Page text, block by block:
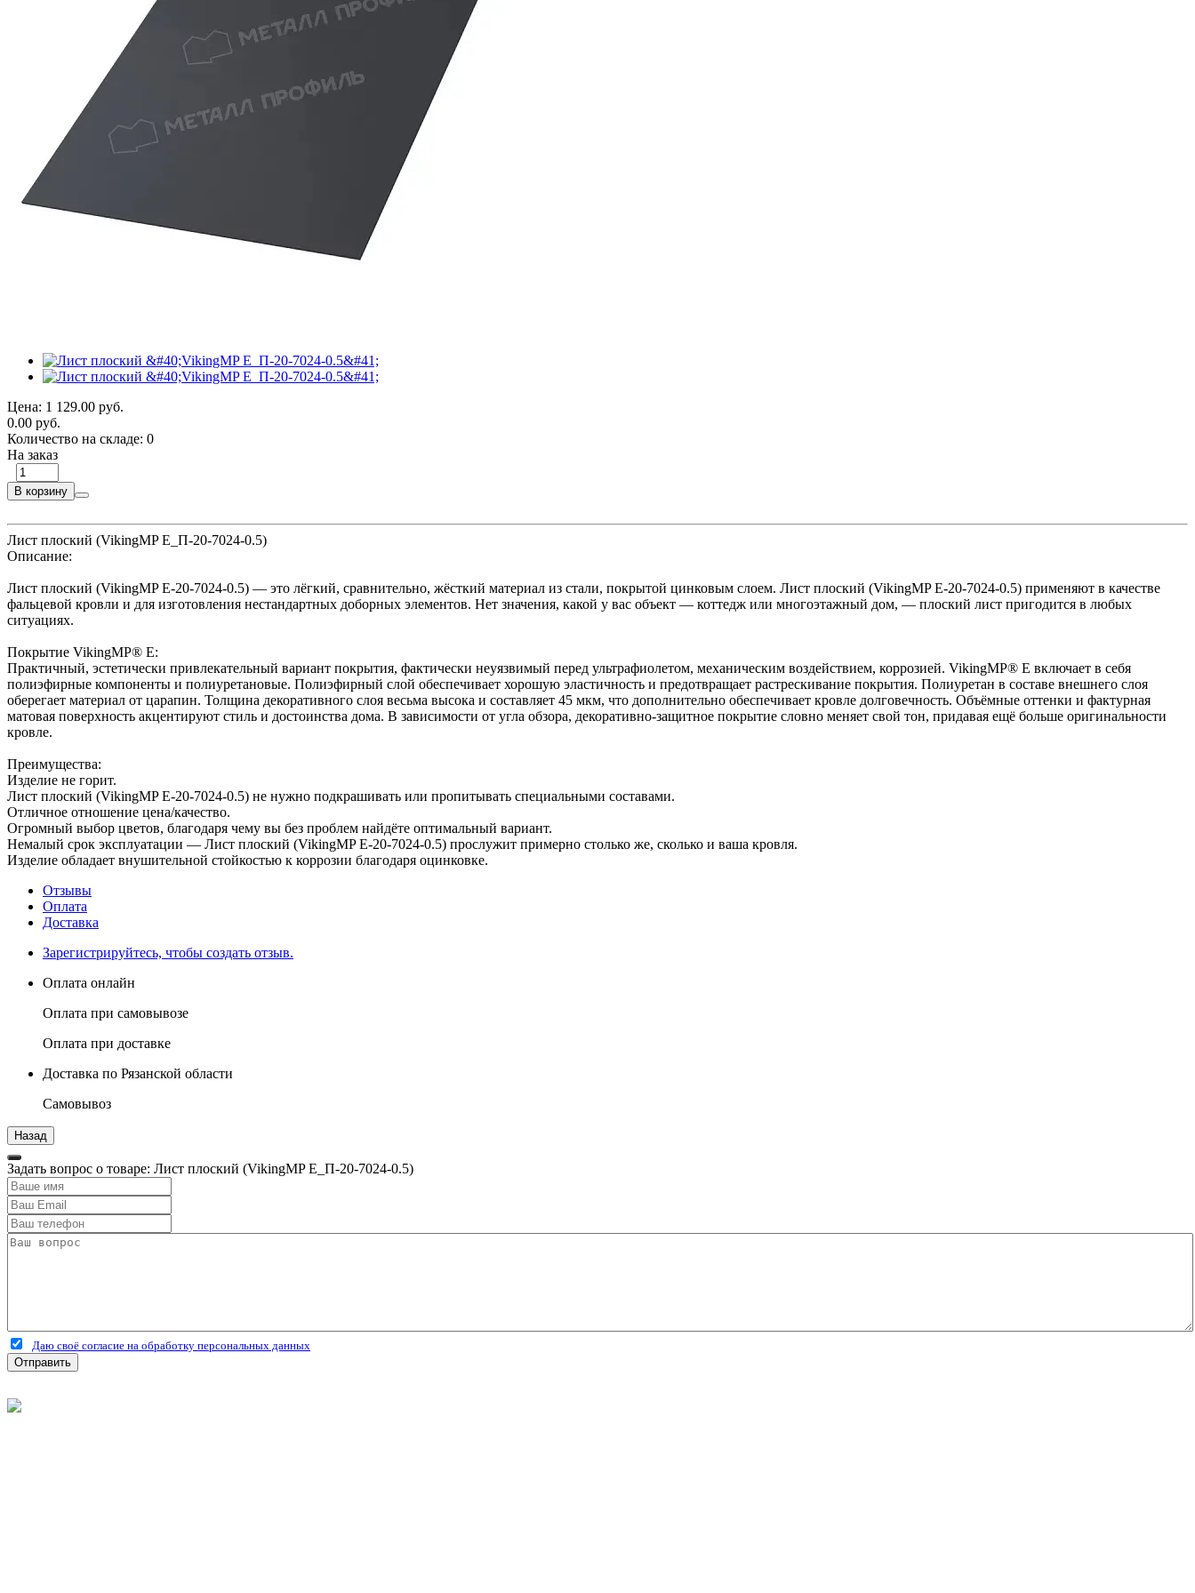
Цена: 1 129.00 руб.
0.00 руб.
Количество на складе: 0
На заказ
В корзину
Лист плоский (VikingMP E_П-20-7024-0.5)
Описание:
Лист плоский (VikingMP E-20-7024-0.5) — это лёгкий, сравнительно, жёсткий материал из стали, покрытой цинковым слоем. Лист плоский (VikingMP E-20-7024-0.5) применяют в качестве
фальцевой кровли и для изготовления нестандартных доборных элементов. Нет значения, какой у вас объект — коттедж или многоэтажный дом, — плоский лист пригодится в любых
ситуациях.
Покрытие VikingMP® E:
Практичный, эстетически привлекательный вариант покрытия, фактически неуязвимый перед ультрафиолетом, механическим воздействием, коррозией. VikingMP® E включает в себя
полиэфирные компоненты и полиуретановые. Полиэфирный слой обеспечивает хорошую эластичность и предотвращает растрескивание покрытия. Полиуретан в составе внешнего слоя
оберегает материал от царапин. Толщина декоративного слоя весьма высока и составляет 45 мкм, что дополнительно обеспечивает кровле долговечность. Объёмные оттенки и фактурная
матовая поверхность акцентируют стиль и достоинства дома. В зависимости от угла обзора, декоративно-защитное покрытие словно меняет свой тон, придавая ещё больше оригинальности
кровле.
Преимущества:
Изделие не горит.
Лист плоский (VikingMP E-20-7024-0.5) не нужно подкрашивать или пропитывать специальными составами.
Отличное отношение цена/качество.
Огромный выбор цветов, благодаря чему вы без проблем найдёте оптимальный вариант.
Немалый срок эксплуатации — Лист плоский (VikingMP E-20-7024-0.5) прослужит примерно столько же, сколько и ваша кровля.
Изделие обладает внушительной стойкостью к коррозии благодаря оцинковке.
Отзывы
Оплата
Доставка
Зарегистрируйтесь, чтобы создать отзыв.
Оплата онлайн
Оплата при самовывозе
Оплата при доставке
Доставка по Рязанской области
Самовывоз
Задать вопрос о товаре: Лист плоский (VikingMP E_П-20-7024-0.5)
Даю своё согласие на обработку персональных данных
Отправить